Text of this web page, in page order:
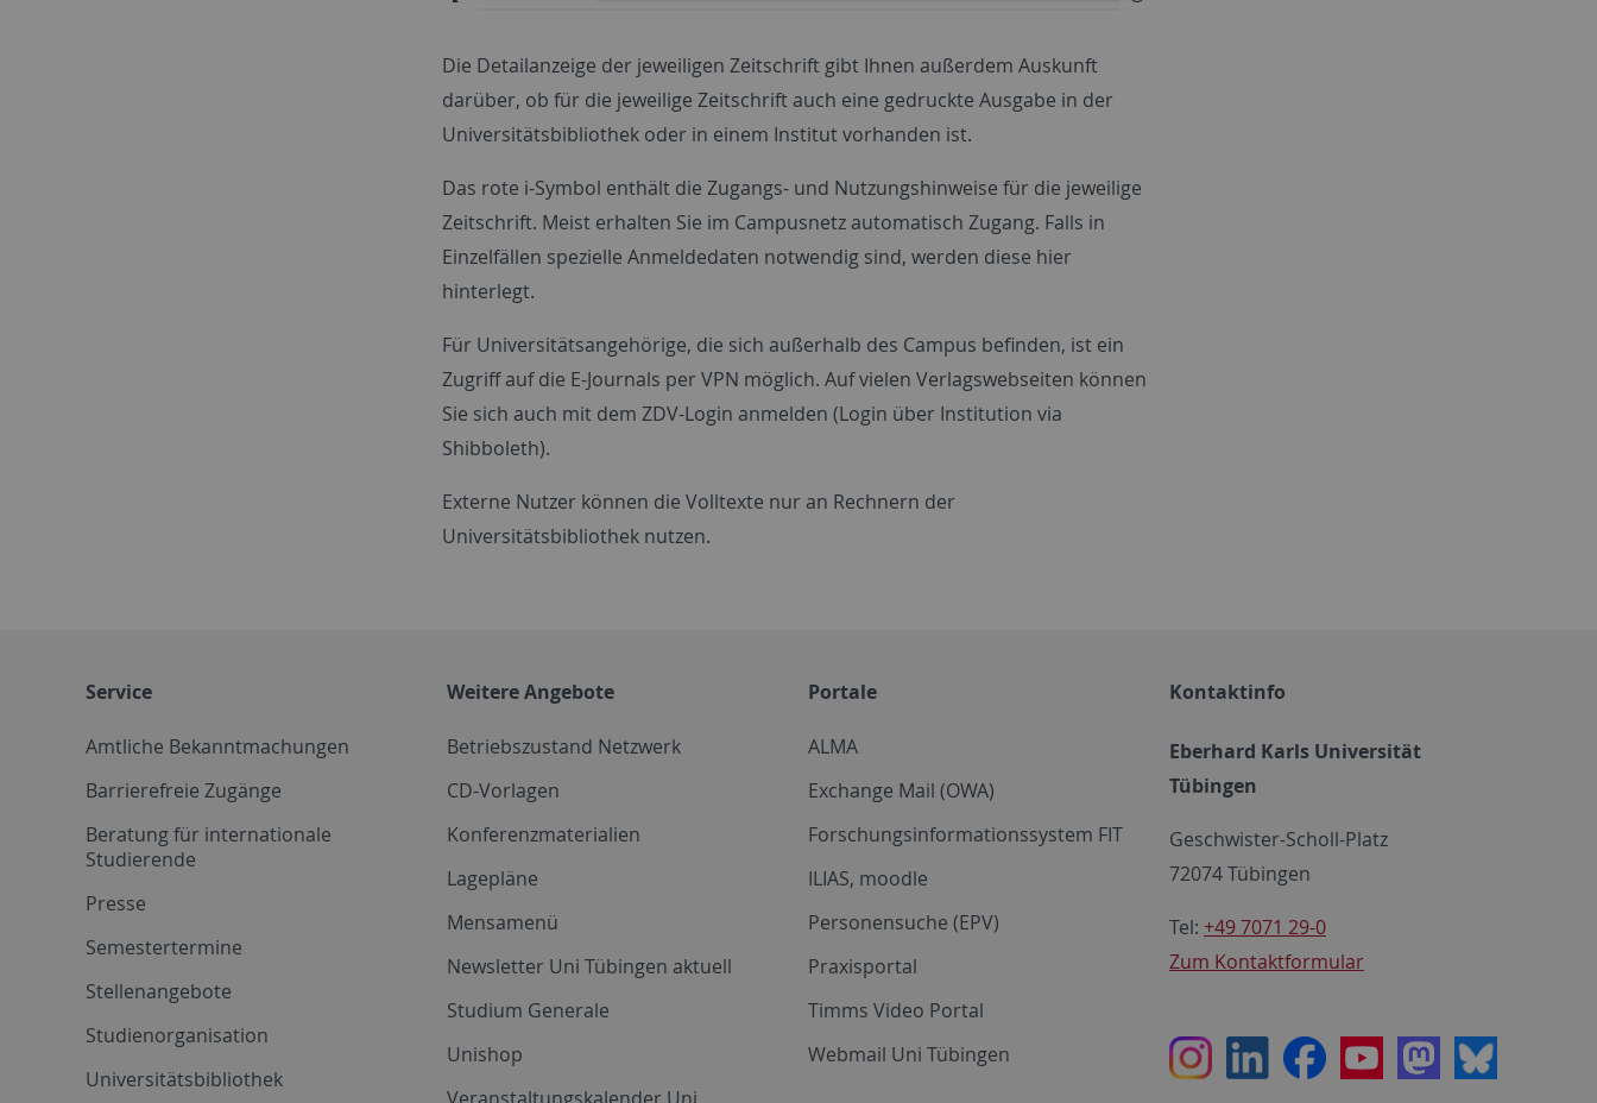
Die Detailanzeige der jeweiligen Zeitschrift gibt Ihnen außerdem Auskunft
darüber, ob für die jeweilige Zeitschrift auch eine gedruckte Ausgabe in der
Universitätsbibliothek oder in einem Institut vorhanden ist.
Das rote i-Symbol enthält die Zugangs- und Nutzungshinweise für die jeweilige
Zeitschrift. Meist erhalten Sie im Campusnetz automatisch Zugang. Falls in
Einzelfällen spezielle Anmeldedaten notwendig sind, werden diese hier
hinterlegt.
Für Universitätsangehörige, die sich außerhalb des Campus befinden, ist ein
Zugriff auf die E-Journals per VPN möglich. Auf vielen Verlagswebseiten können
Sie sich auch mit dem ZDV-Login anmelden (Login über Institution via
Shibboleth).
Externe Nutzer können die Volltexte nur an Rechnern der
Universitätsbibliothek nutzen.
Service
Amtliche Bekanntmachungen
Barrierefreie Zugänge
Beratung für internationale
Studierende
Presse
Semestertermine
Stellenangebote
Studienorganisation
Universitätsbibliothek
Weitere Angebote
Betriebszustand Netzwerk
CD-Vorlagen
Konferenzmaterialien
Lagepläne
Mensamenü
Newsletter Uni Tübingen aktuell
Studium Generale
Unishop
Portale
ALMA
Exchange Mail (OWA)
Forschungsinformationssystem FIT
ILIAS, moodle
Personensuche (EPV)
Praxisportal
Timms Video Portal
Webmail Uni Tübingen
Kontaktinfo
Eberhard Karls Universität
Tübingen
Geschwister-Scholl-Platz
72074 Tübingen
Tel: +49 7071 29-0
Zum Kontaktformular
InstagramLinkedInFacebookYoutubeMastodon
Bluesky